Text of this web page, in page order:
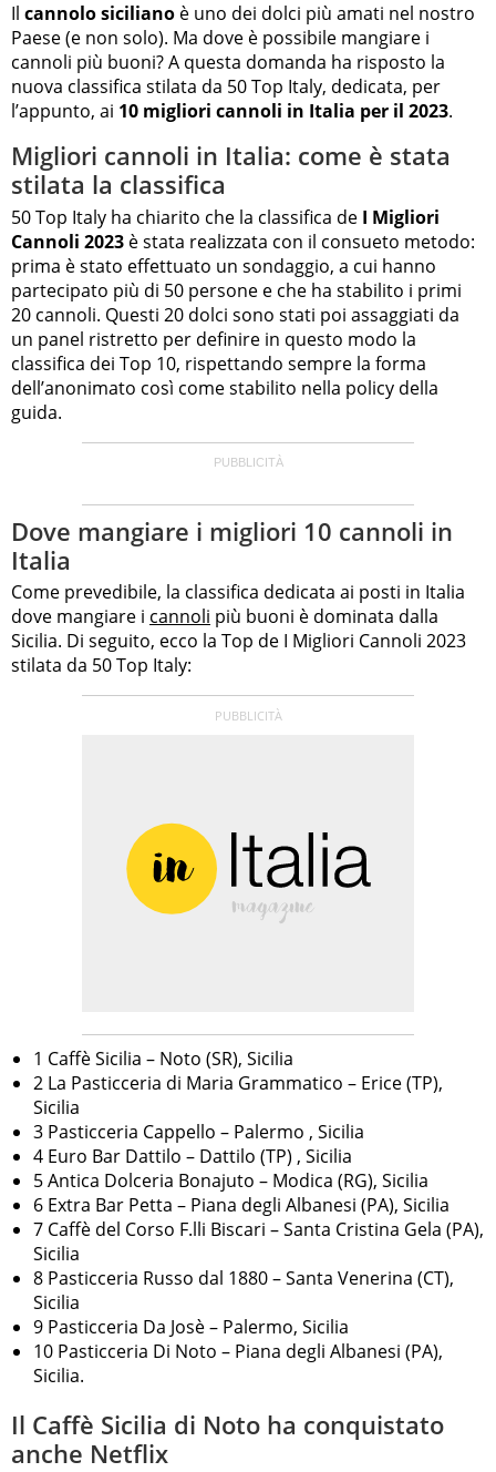
Il cannolo siciliano è uno dei dolci più amati nel nostro
Paese (e non solo). Ma dove è possibile mangiare i
cannoli più buoni? A questa domanda ha risposto la
nuova classifica stilata da 50 Top Italy, dedicata, per
l’appunto, ai 10 migliori cannoli in Italia per il 2023.
Migliori cannoli in Italia: come è stata
stilata la classifica
50 Top Italy ha chiarito che la classifica de I Migliori
Cannoli 2023 è stata realizzata con il consueto metodo:
prima è stato effettuato un sondaggio, a cui hanno
partecipato più di 50 persone e che ha stabilito i primi
20 cannoli. Questi 20 dolci sono stati poi assaggiati da
un panel ristretto per definire in questo modo la
classifica dei Top 10, rispettando sempre la forma
dell’anonimato così come stabilito nella policy della
guida.
Dove mangiare i migliori 10 cannoli in
Italia
Come prevedibile, la classifica dedicata ai posti in Italia
dove mangiare i cannoli più buoni è dominata dalla
Sicilia. Di seguito, ecco la Top de I Migliori Cannoli 2023
stilata da 50 Top Italy:
1 Caffè Sicilia – Noto (SR), Sicilia
2 La Pasticceria di Maria Grammatico – Erice (TP),
Sicilia
3 Pasticceria Cappello – Palermo , Sicilia
4 Euro Bar Dattilo – Dattilo (TP) , Sicilia
5 Antica Dolceria Bonajuto – Modica (RG), Sicilia
6 Extra Bar Petta – Piana degli Albanesi (PA), Sicilia
7 Caffè del Corso F.lli Biscari – Santa Cristina Gela (PA),
Sicilia
8 Pasticceria Russo dal 1880 – Santa Venerina (CT),
Sicilia
9 Pasticceria Da Josè – Palermo, Sicilia
10 Pasticceria Di Noto – Piana degli Albanesi (PA),
Sicilia.
Il Caffè Sicilia di Noto ha conquistato
anche Netflix